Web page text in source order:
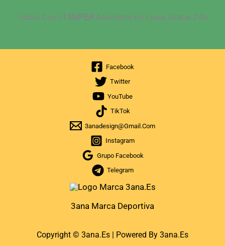
Habla Con El SUPER Asistente En Linea Gratis 24h
Facebook
Twitter
YouTube
TikTok
3anadesign@gmail.com
Instagram
Grupo Facebook
Telegram
3ana Marca Deportiva
Copyright © 3ana.es | Powered By 3ana.es